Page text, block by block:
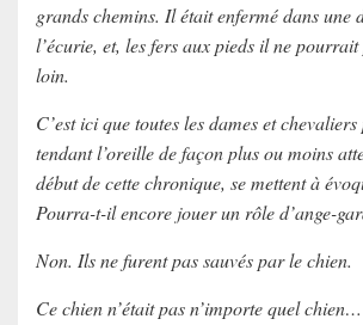
grands chemins. Il était enfermé dans une
l’écurie, et, les fers aux pieds il ne
loin.
C’est ici que toutes les dames et chevaliers
tendant l’oreille de façon plus ou moins
début de cette chronique, se mettent à
Pourra-t-il encore jouer un rôle d’ange-
Non. Ils ne furent pas sauvés par le chien.
Ce chien n’était pas n’importe quel